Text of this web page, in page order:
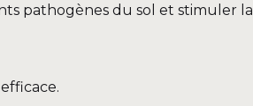
pathogènes du sol et stimuler la